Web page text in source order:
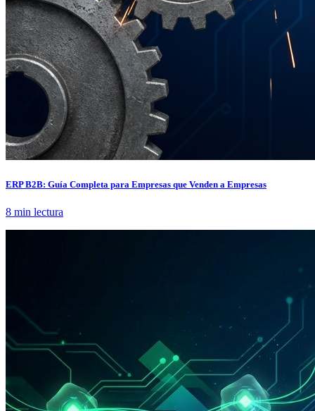
ERP B2B: Guía Completa para Empresas que Venden a Empresas
8 min lectura